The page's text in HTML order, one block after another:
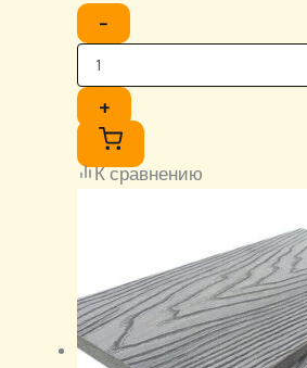
−
+
К сравнению